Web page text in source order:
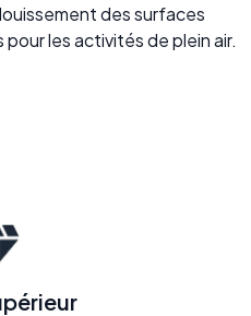
des surfaces
les activités de plein air.